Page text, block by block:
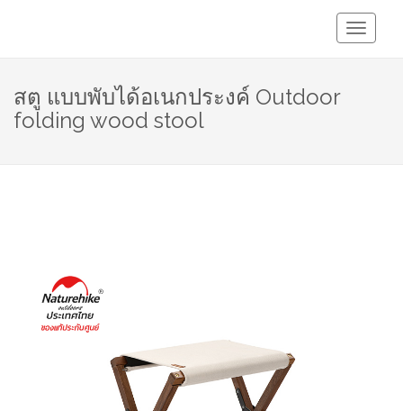
Toggle
สตู แบบพับได้อเนกประงค์ Outdoor
folding wood stool